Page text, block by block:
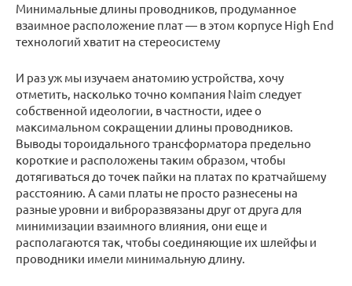
Минимальные длины проводников, продуманное
взаимное расположение плат — в этом корпусе High End
технологий хватит на стереосистему
И раз уж мы изучаем анатомию устройства, хочу
отметить, насколько точно компания Naim следует
собственной идеологии, в частности, идее о
максимальном сокращении длины проводников.
Выводы тороидального трансформатора предельно
короткие и расположены таким образом, чтобы
дотягиваться до точек пайки на платах по кратчайшему
расстоянию. А сами платы не просто разнесены на
разные уровни и виброразвязаны друг от друга для
минимизации взаимного влияния, они еще и
располагаются так, чтобы соединяющие их шлейфы и
проводники имели минимальную длину.